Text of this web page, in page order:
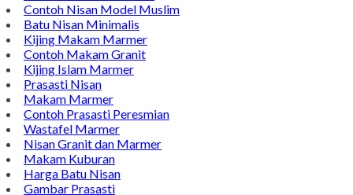
Contoh Nisan Model Muslim
Batu Nisan Minimalis
Kijing Makam Marmer
Contoh Makam Granit
Kijing Islam Marmer
Prasasti Nisan
Makam Marmer
Contoh Prasasti Peresmian
Wastafel Marmer
Nisan Granit dan Marmer
Makam Kuburan
Harga Batu Nisan
Gambar Prasasti